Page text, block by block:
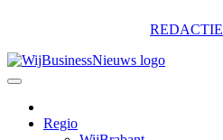
REDACTIE
Regio